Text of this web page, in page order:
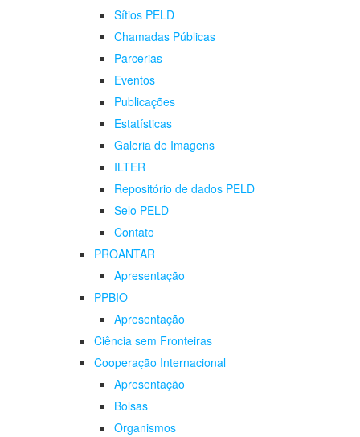
Sítios PELD
Chamadas Públicas
Parcerias
Eventos
Publicações
Estatísticas
Galeria de Imagens
ILTER
Repositório de dados PELD
Selo PELD
Contato
PROANTAR
Apresentação
PPBIO
Apresentação
Ciência sem Fronteiras
Cooperação Internacional
Apresentação
Bolsas
Organismos